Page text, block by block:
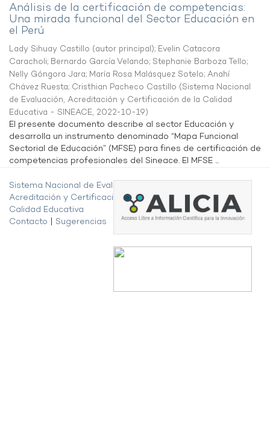
Análisis de la certificación de competencias:
Una mirada funcional del Sector Educación en
el Perú
Lady Sihuay Castillo (autor principal); Evelin Catacora
Caracholi; Bernardo García Velando; Stephanie Barboza Tello;
Nelly Góngora Jara; María Rosa Malásquez Sotelo; Anahí
Chávez Ruesta; Cristhian Pacheco Castillo (Sistema Nacional
de Evaluación, Acreditación y Certificación de la Calidad
Educativa - SINEACE, 2022-10-19)
El presente documento describe al sector Educación y
desarrolla un instrumento denominado “Mapa Funcional
Sectorial de Educación” (MFSE) para fines de certificación de
competencias profesionales del Sineace. El MFSE ...
Sistema Nacional de Evaluación,
Acreditación y Certificación de la
Calidad Educativa
Contacto
Sugerencias